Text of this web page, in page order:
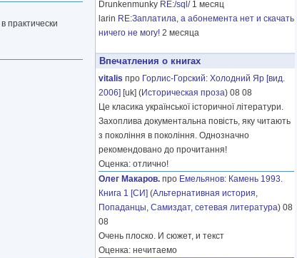
практически
Drunkenmunky RE:/sql/ 1 месяц
larin RE:Заплатила, а абонемента нет и скачать
ничего не могу! 2 месяца
Впечатления о книгах
vitalis про Горлис-Горский: Холодний Яр [вид.
2006] [uk] (Историческая проза) 08 08
Це класика української історичної літератури.
Захоплива документальна повість, яку читають
з покоління в покоління. Однозначно
рекомендовано до прочитання!
Оценка: отлично!
Олег Макаров. про Емельянов: Камень 1993.
Книга 1 [СИ] (Альтернативная история,
Попаданцы, Самиздат, сетевая литература) 08
08
Очень плоско. И сюжет, и текст
Оценка: нечитаемо